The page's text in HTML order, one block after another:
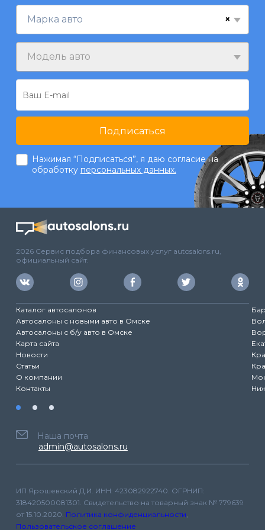
×
Марка авто
Модель авто
Подписаться
Нажимая “Подписаться”, я даю согласие на
обработку персональных данных.
2026 Сервис подбора финансовых услуг autosalons.ru,
официальный сайт.
Каталог автосалонов
Автосалоны с новыми авто в Омске
Автосалоны с б/у авто в Омске
Карта сайта
Новости
Статьи
О компании
Контакты
Наша почта
admin@autosalons.ru
ИП Ярошевский Д.И. ИНН: 423082922740. ОГРНИП:
318420500081301. Свидетельство на товарный знак № 779639
от 15.10.2020. Политика конфиденциальности,
Пользовательское соглашение